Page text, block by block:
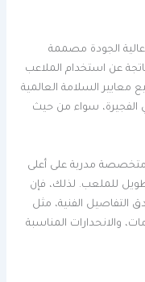
الجودة مصممة
عن استخدام الملاعب
السلامة العالمية
سواء من حيث
متخصصة مدربة على أعلى
للملعب. لذلك، فإن
التفاصيل الفنية، مثل
والانحدارات المناسبة